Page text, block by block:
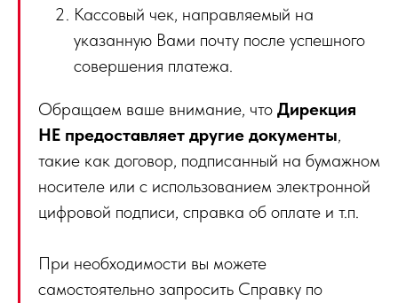
Кассовый чек, направляемый на
указанную Вами почту после успешного
совершения платежа.
Обращаем ваше внимание, что Дирекция
НЕ предоставляет другие документы,
такие как договор, подписанный на бумажном
носителе или с использованием электронной
цифровой подписи, справка об оплате и т.п.
При необходимости вы можете
самостоятельно запросить Справку по